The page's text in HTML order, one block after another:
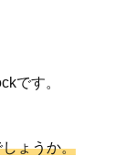
です。
ょうか。